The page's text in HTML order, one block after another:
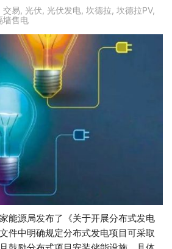
交易, 光伏, 光伏发电, 坎德拉, 坎德拉PV,
墙售电
能源局发布了《关于开展分布式发电
件中明确规定分布式发电项目可采取